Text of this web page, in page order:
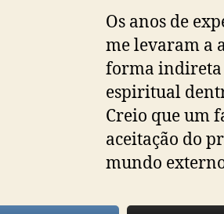
Os anos de
me levaram a
forma indireta
espiritual
Creio que um
aceitação do
mundo